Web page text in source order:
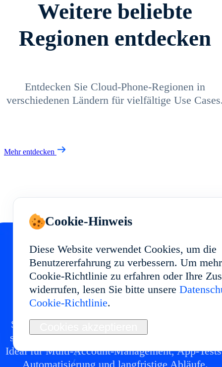
Weitere beliebte
Regionen entdecken
Entdecken Sie Cloud-Phone-Regionen in
verschiedenen Ländern für vielfältige Use
Mehr entdecken
Starten Sie Ihr Cloud
Phone in
Setzen Sie eine Cloud-Phone-Umgebung in mit
stabiler Performance und flexibler Nutzung auf.
Ideal für Multi-Account-Management, App-
Automatisierung und langfristige Abläufe.
Cookie-Hinweis
Diese Website verwendet Cookies, um die
Benutzererfahrung zu verbessern. Um
Cookie-Richtlinie zu erfahren oder Ihre
widerrufen, lesen Sie bitte unsere
Cookie-Richtlinie.